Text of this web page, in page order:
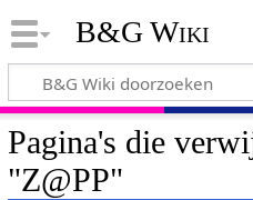
B&G Wiki
Pagina's die
"Z@PP"